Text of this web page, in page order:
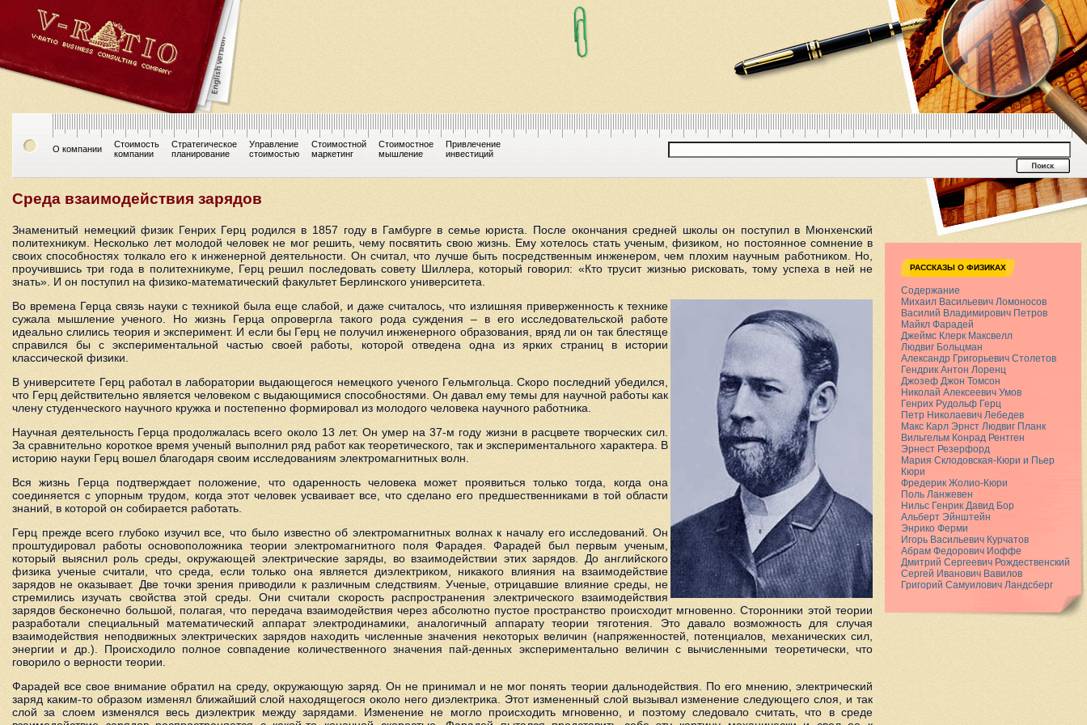
О компании
Стоимость
компании
Стратегическое
планирование
Управление
стоимостью
Стоимостной
маркетинг
Стоимостное
мышление
Привлечение
инвестиций
Среда взаимодействия зарядов
Знаменитый немецкий физик Генрих Герц родился в 1857 году в Гамбурге в семье юриста. После окончания средней школы он поступил в Мюнхенский
политехникум. Несколько лет молодой человек не мог решить, чему посвятить свою жизнь. Ему хотелось стать ученым, физиком, но постоянное сомнение в
своих способностях толкало его к инженерной деятельности. Он считал, что лучше быть посредственным инженером, чем плохим научным работником. Но,
проучившись три года в политехникуме, Герц решил последовать совету Шиллера, который говорил: «Кто трусит жизнью рисковать, тому успеха в ней не
знать». И он поступил на физико-математический факультет Берлинского университета.
Во времена Герца связь науки с техникой была еще слабой, и даже считалось, что излишняя приверженность к технике
сужала мышление ученого. Но жизнь Герца опровергла такого рода суждения – в его исследовательской работе
идеально слились теория и эксперимент. И если бы Герц не получил инженерного образования, вряд ли он так блестяще
справился бы с экспериментальной частью своей работы, которой отведена одна из ярких страниц в истории
классической физики.
В университете Герц работал в лаборатории выдающегося немецкого ученого Гельмгольца. Скоро последний убедился,
что Герц действительно является человеком с выдающимися способностями. Он давал ему темы для научной работы как
члену студенческого научного кружка и постепенно формировал из молодого человека научного работника.
Научная деятельность Герца продолжалась всего около 13 лет. Он умер на 37-м году жизни в расцвете творческих сил.
За сравнительно короткое время ученый выполнил ряд работ как теоретического, так и экспериментального характера. В
историю науки Герц вошел благодаря своим исследованиям электромагнитных волн.
Вся жизнь Герца подтверждает положение, что одаренность человека может проявиться только тогда, когда она
соединяется с упорным трудом, когда этот человек усваивает все, что сделано его предшественниками в той области
знаний, в которой он собирается работать.
Герц прежде всего глубоко изучил все, что было известно об электромагнитных волнах к началу его исследований. Он
проштудировал работы основоположника теории электромагнитного поля Фарадея. Фарадей был первым ученым,
который выяснил роль среды, окружающей электрические заряды, во взаимодействии этих зарядов. До английского
физика ученые считали, что среда, если только она является диэлектриком, никакого влияния на взаимодействие
зарядов не оказывает. Две точки зрения приводили к различным следствиям. Ученые, отрицавшие влияние среды, не
стремились изучать свойства этой среды. Они считали скорость распространения электрического взаимодействия
зарядов бесконечно большой, полагая, что передача взаимодействия через абсолютно пустое пространство происходит мгновенно. Сторонники этой теории
разработали специальный математический аппарат электродинамики, аналогичный аппарату теории тяготения. Это давало возможность для случая
взаимодействия неподвижных электрических зарядов находить численные значения некоторых величин (напряженностей, потенциалов, механических сил,
энергии и др.). Происходило полное совпадение количественного значения пай-денных экспериментально величин с вычисленными теоретически, что
говорило о верности теории.
Фарадей все свое внимание обратил на среду, окружающую заряд. Он не принимал и не мог понять теории дальнодействия. По его мнению, электрический
заряд каким-то образом изменял ближайший слой находящегося около него диэлектрика. Этот измененный слой вызывал изменение следующего слоя, и так
слой за слоем изменялся весь диэлектрик между зарядами. Изменение не могло происходить мгновенно, и поэтому следовало считать, что в среде
РАССКАЗЫ О ФИЗИКАХ
Содержание
Михаил Васильевич Ломоносов
Василий Владимирович Петров
Майкл Фарадей
Джеймс Клерк Максвелл
Людвиг Больцман
Александр Григорьевич Столетов
Гендрик Антон Лоренц
Джозеф Джон Томсон
Николай Алексеевич Умов
Генрих Рудольф Герц
Петр Николаевич Лебедев
Макс Карл Эрнст Людвиг Планк
Вильгельм Конрад Рентген
Эрнест Резерфорд
Мария Склодовcкая-Кюри и Пьер
Кюри
Фредерик Жолио-Кюри
Поль Ланжевен
Нильс Генрик Давид Бор
Альберт Эйнштейн
Энрико Ферми
Игорь Васильевич Курчатов
Абрам Федорович Иоффе
Дмитрий Сергеевич Рождественский
Сергей Иванович Вавилов
Григорий Самуилович Ландсберг